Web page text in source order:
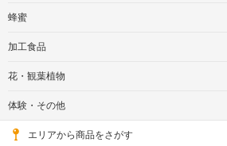
蜂蜜
加工食品
花・観葉植物
体験・その他
エリアから商品をさがす